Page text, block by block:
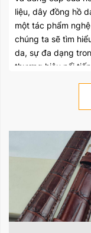
liệu, dây đồng hồ
một tác phẩm
chúng ta sẽ tìm
da, sự đa dạng
thương hiệu nổi
Dây đồng hồ da
đồng hồ. Dưới
của dây đồng hồ
Thời kỳ
thường được
kim loại
cho mọi